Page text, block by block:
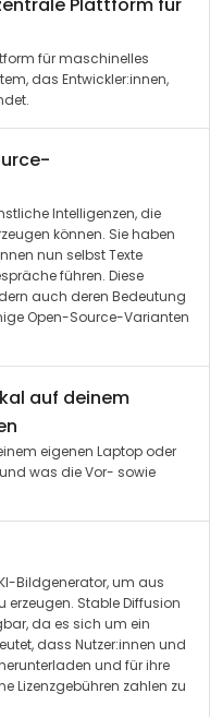
Plattform für
für maschinelles
das Entwickler:innen,
Intelligenzen, die
können. Sie haben
nun selbst Texte
führen. Diese
auch deren Bedeutung
Open-Source-Varianten
auf deinem
eigenen Laptop oder
was die Vor- sowie
Bildgenerator, um aus
erzeugen. Stable Diffusion
da es sich um ein
dass Nutzer:innen und
und für ihre
Lizenzgebühren zahlen zu